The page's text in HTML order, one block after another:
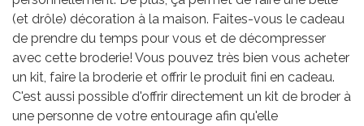
(et drôle) décoration à la maison. Faites-vous le cadeau
de prendre du temps pour vous et de décompresser
avec cette broderie! Vous pouvez très bien vous acheter
un kit, faire la broderie et offrir le produit fini en cadeau.
C'est aussi possible d'offrir directement un kit de broder à
une personne de votre entourage afin qu'elle